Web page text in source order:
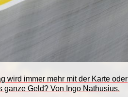
wird immer mehr mit der Karte oder
Geld? Von Ingo Nathusius.